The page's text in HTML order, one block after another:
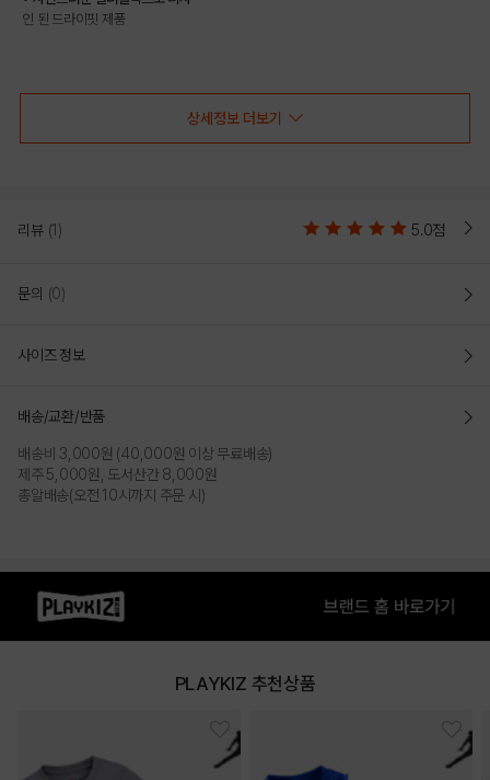
인 된 드라이핏 제품
PRODUCT VIEW
상세정보 더보기
리뷰 (1) 5.0점
문의 (0)
사이즈 정보
배송/교환/반품
배송비 3,000원 (40,000원 이상 무료배송)
제주 5,000원, 도서산간 8,000원
총알배송(오전 10시까지 주문 시)
PLAYKIZ 추천상품